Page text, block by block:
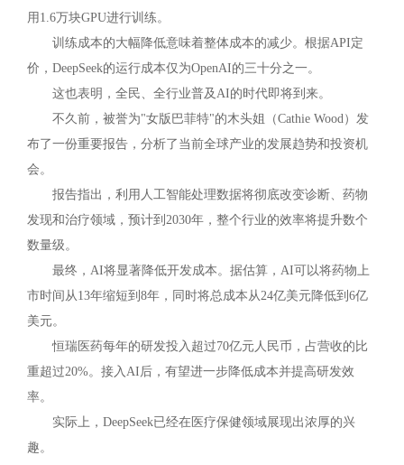
用1.6万块GPU进行训练。
训练成本的大幅降低意味着整体成本的减少。根据API定
价，DeepSeek的运行成本仅为OpenAI的三十分之一。
这也表明，全民、全行业普及AI的时代即将到来。
不久前，被誉为"女版巴菲特"的木头姐（Cathie Wood）发
布了一份重要报告，分析了当前全球产业的发展趋势和投资机
会。
报告指出，利用人工智能处理数据将彻底改变诊断、药物
发现和治疗领域，预计到2030年，整个行业的效率将提升数个
数量级。
最终，AI将显著降低开发成本。据估算，AI可以将药物上
市时间从13年缩短到8年，同时将总成本从24亿美元降低到6亿
美元。
恒瑞医药每年的研发投入超过70亿元人民币，占营收的比
重超过20%。接入AI后，有望进一步降低成本并提高研发效
率。
实际上，DeepSeek已经在医疗保健领域展现出浓厚的兴
趣。